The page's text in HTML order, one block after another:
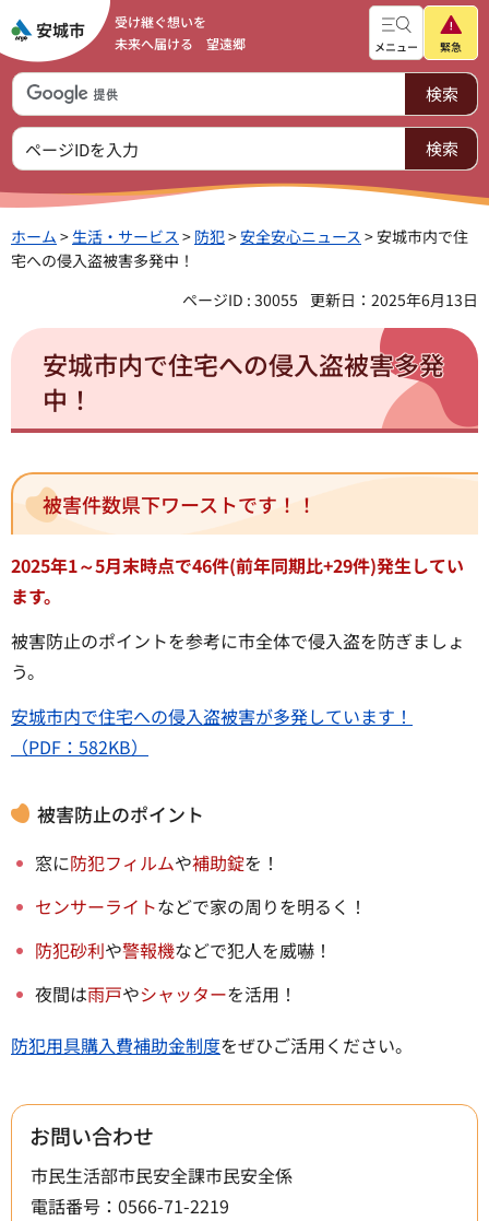
受け継ぐ想いを
未来へ届ける 望遠郷
メニュー 緊急
ホーム > 生活・サービス > 防犯>安全安心ニュース > 安城市内で住
宅への侵入盗被害多発中！
ページID : 30055
更新日：2025年6月13日
安城市内で住宅への侵入盗被害多発
中！
被害件数県下ワーストです！！
2025年1～5月末時点で46件(前年同期比+29件)発生してい
ます。
被害防止のポイントを参考に市全体で侵入盗を防ぎましょ
う。
安城市内で住宅への侵入盗被害が多発しています！
（PDF：582KB）
被害防止のポイント
窓に防犯フィルムや補助錠を！
センサーライトなどで家の周りを明るく！
防犯砂利や警報機などで犯人を威嚇！
夜間は雨戸やシャッターを活用！
防犯用具購入費補助金制度をぜひご活用ください。
お問い合わせ
市民生活部市民安全課市民安全係
電話番号：0566-71-2219